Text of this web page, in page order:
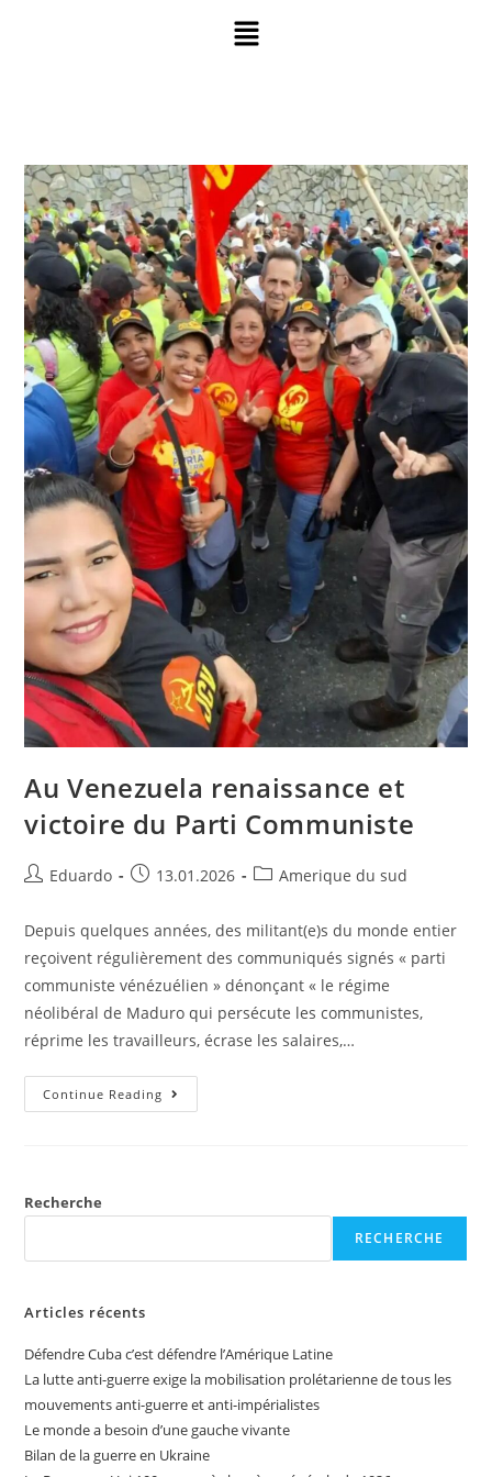
Au Venezuela renaissance et
victoire du Parti Communiste
Eduardo 13.01.2026 Amerique du sud
Depuis quelques années, des militant(e)s du monde entier
reçoivent régulièrement des communiqués signés « parti
communiste vénézuélien » dénonçant « le régime
néolibéral de Maduro qui persécute les communistes,
réprime les travailleurs, écrase les salaires,…
Continue Reading
Recherche
RECHERCHE
Articles récents
Défendre Cuba c’est défendre l’Amérique Latine
La lutte anti-guerre exige la mobilisation prolétarienne de tous les
mouvements anti-guerre et anti-impérialistes
Le monde a besoin d’une gauche vivante
Bilan de la guerre en Ukraine